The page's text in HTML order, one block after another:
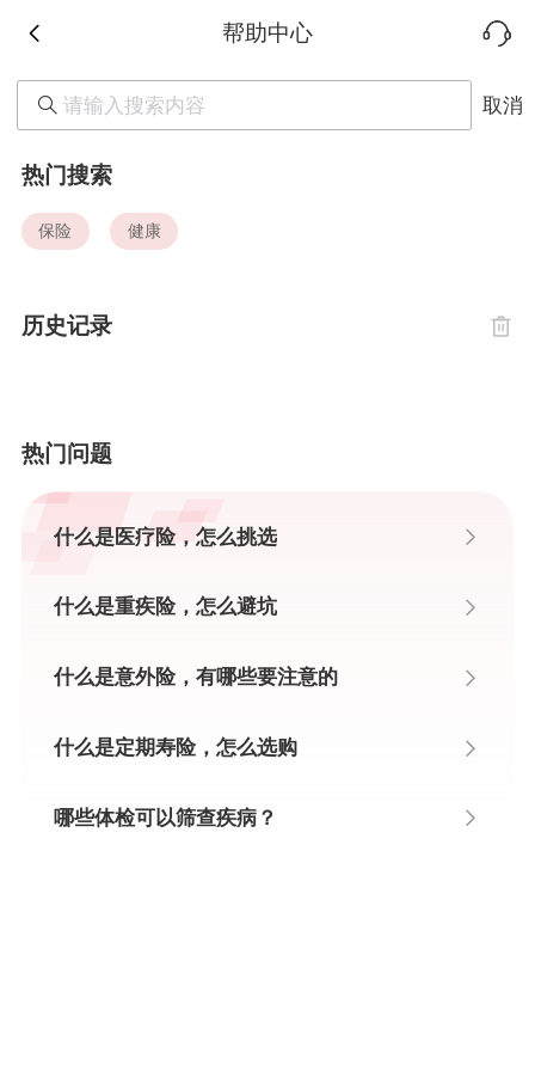
帮助中心
取消
热门搜索
保险 健康
历史记录
热门问题
什么是医疗险，怎么挑选
什么是重疾险，怎么避坑
什么是意外险，有哪些要注意的
什么是定期寿险，怎么选购
哪些体检可以筛查疾病？